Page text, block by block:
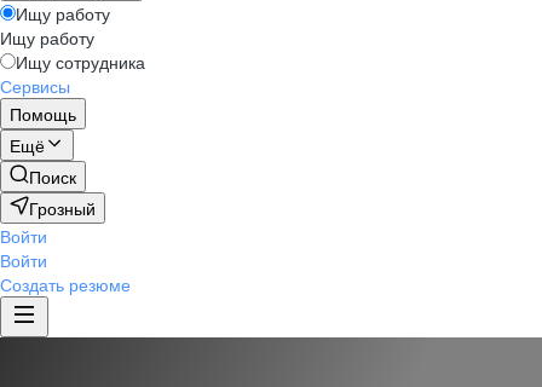
Ищу работу
Ищу работу
Ищу сотрудника
Сервисы
Помощь
Ещё
Поиск
Грозный
Войти
Войти
Создать резюме